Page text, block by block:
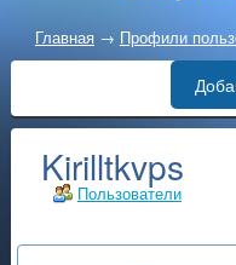
Главная → Профили
Пользователи
Kirilltkvps